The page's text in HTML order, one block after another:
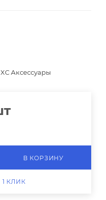
Аксессуары
В КОРЗИНУ
КЛИК